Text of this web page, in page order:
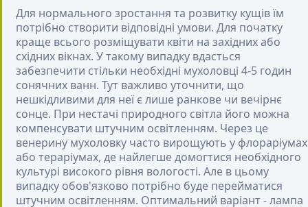
Для нормального зростання та розвитку кущів їм
потрібно створити відповідні умови. Для початку
краще всього розміщувати квіти на західних або
східних вікнах. У такому випадку вдасться
забезпечити стільки необхідні мухоловці 4-5 годин
сонячних ванн. Тут важливо уточнити, що
нешкідливими для неї є лише ранкове чи вечірнє
сонце. При нестачі природного світла його можна
компенсувати штучним освітленням. Через це
венерину мухоловку часто вирощують у флораріумах
або тераріумах, де найлегше домогтися необхідного
культурі високого рівня вологості. Але в цьому
випадку обов'язково потрібно буде перейматися
штучним освітленням. Оптимальний варіант - лампа